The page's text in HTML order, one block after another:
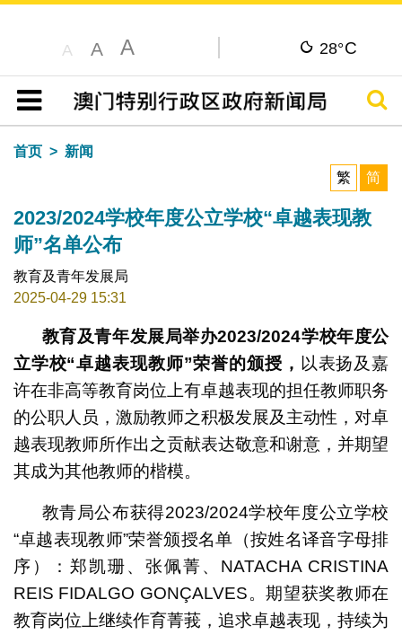
A A A 28°C
目录
搜寻
首页
新闻
繁
简
2023/2024学校年度公立学校“卓越表现教
师”名单公布
教育及青年发展局
2025-04-29 15:31
教育及青年发展局举办2023/2024学校年度公
立学校“卓越表现教师”荣誉的颁授， 以表扬及嘉
许在非高等教育岗位上有卓越表现的担任教师职务
的公职人员，激励教师之积极发展及主动性，对卓
越表现教师所作出之贡献表达敬意和谢意，并期望
其成为其他教师的楷模。
教青局公布获得2023/2024学校年度公立学校
“卓越表现教师”荣誉颁授名单（按姓名译音字母排
序）：郑凯珊、张佩菁、NATACHA CRISTINA
REIS FIDALGO GONÇALVES。期望获奖教师在
教育岗位上继续作育菁莪，追求卓越表现，持续为